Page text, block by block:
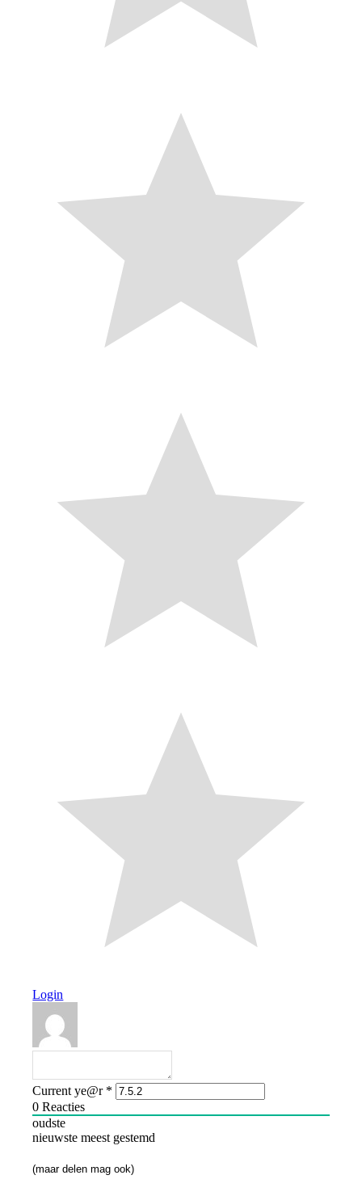
Login
Current ye@r *
0 Reacties
oudste
nieuwste meest gestemd
(maar delen mag ook)